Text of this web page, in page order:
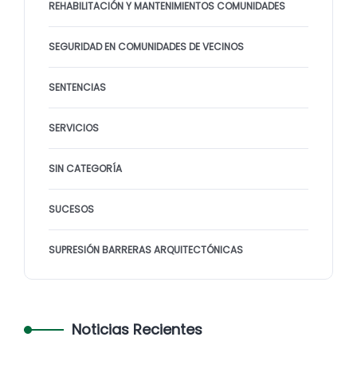
REHABILITACIÓN Y MANTENIMIENTOS COMUNIDADES
SEGURIDAD EN COMUNIDADES DE VECINOS
SENTENCIAS
SERVICIOS
SIN CATEGORÍA
SUCESOS
SUPRESIÓN BARRERAS ARQUITECTÓNICAS
Noticias Recientes